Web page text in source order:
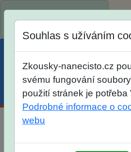
na školní rok 2026/2027!
Menu Účet Košík
zkoušek na SŠ? Vaše
Souhlas s užíváním
Zkousky-nanecisto.cz
svému fungování
použití stránek je potřeba
Podrobné informace o
webu